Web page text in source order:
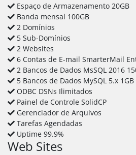
Espaço de Armazenamento 20GB
Banda mensal 100GB
2 Domínios
5 Sub-Domínios
2 Websites
6 Contas de E-mail SmarterMail
2 Bancos de Dados MsSQL 2016
5 Bancos de Dados MySQL 5.x 1GB
ODBC DSNs Ilimitados
Painel de Controle SolidCP
Gerenciador de Arquivos
Tarefas Agendadas
Uptime 99.9%
Web Sites